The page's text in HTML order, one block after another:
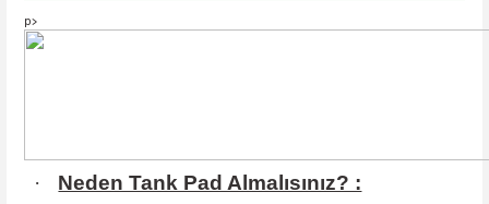
p>
· Neden Tank Pad Almalısınız? :